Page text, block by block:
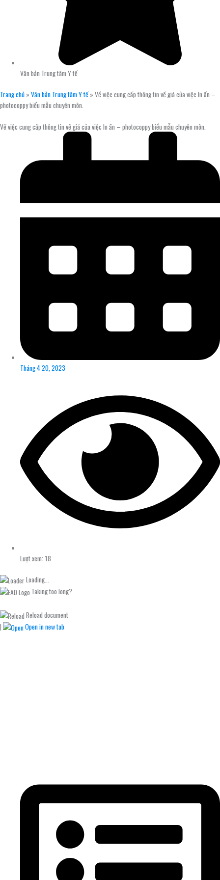
Văn bản Trung tâm Y tế
Trang chủ » Văn bản Trung tâm Y tế» Về việc cung cấp thông tin về giá của việc In ấn –
photocoppy biểu mẫu chuyên môn.
Về việc cung cấp thông tin về giá của việc In ấn – photocoppy biểu mẫu chuyên môn.
Tháng 4 20, 2023
Lượt xem: 18
Loading...
Taking too long?
Reload document
|
Open in new tab